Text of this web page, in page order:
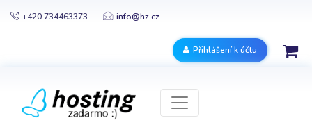
+420.734463373 info@hz.cz
Přihlášení k účtu